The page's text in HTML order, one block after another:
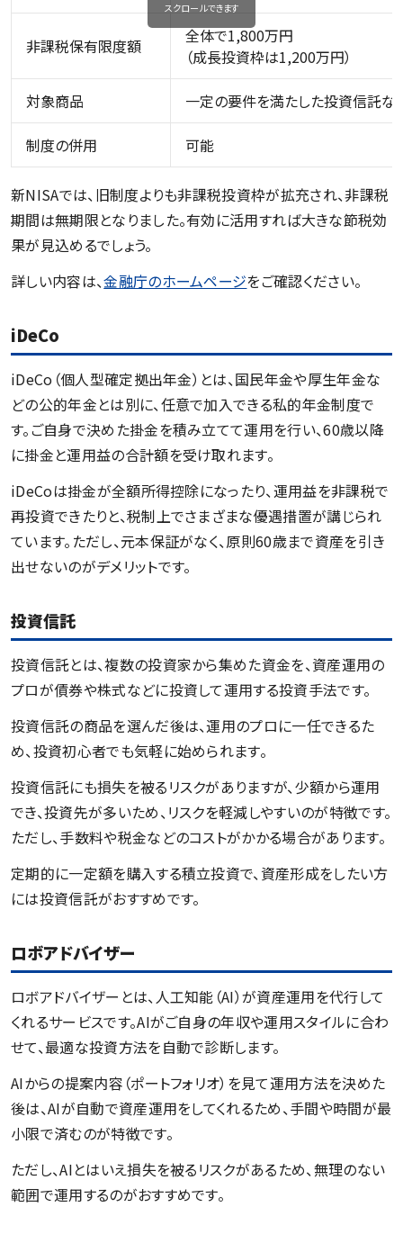
非課税保有限度額
全体で1,800万円
（成長投資枠は1,200万円）
対象商品 一定の要件を満たした投資信託な
制度の併用 可能
スクロールできます
新NISAでは、旧制度よりも非課税投資枠が拡充され、非課税
期間は無期限となりました。有効に活用すれば大きな節税効
果が見込めるでしょう。
詳しい内容は、金融庁のホームページをご確認ください。
iDeCo
iDeCo（個人型確定拠出年金）とは、国民年金や厚生年金な
どの公的年金とは別に、任意で加入できる私的年金制度で
す。ご自身で決めた掛金を積み立てて運用を行い、60歳以降
に掛金と運用益の合計額を受け取れます。
iDeCoは掛金が全額所得控除になったり、運用益を非課税で
再投資できたりと、税制上でさまざまな優遇措置が講じられ
ています。ただし、元本保証がなく、原則60歳まで資産を引き
出せないのがデメリットです。
投資信託
投資信託とは、複数の投資家から集めた資金を、資産運用の
プロが債券や株式などに投資して運用する投資手法です。
投資信託の商品を選んだ後は、運用のプロに一任できるた
め、投資初心者でも気軽に始められます。
投資信託にも損失を被るリスクがありますが、少額から運用
でき、投資先が多いため、リスクを軽減しやすいのが特徴です。
ただし、手数料や税金などのコストがかかる場合があります。
定期的に一定額を購入する積立投資で、資産形成をしたい方
には投資信託がおすすめです。
ロボアドバイザー
ロボアドバイザーとは、人工知能（AI）が資産運用を代行して
くれるサービスです。AIがご自身の年収や運用スタイルに合わ
せて、最適な投資方法を自動で診断します。
AIからの提案内容（ポートフォリオ）を見て運用方法を決めた
後は、AIが自動で資産運用をしてくれるため、手間や時間が最
小限で済むのが特徴です。
ただし、AIとはいえ損失を被るリスクがあるため、無理のない
範囲で運用するのがおすすめです。